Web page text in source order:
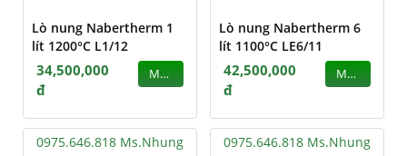
Lò nung Nabertherm 1
lít 1200°C L1/12
34,500,000
đ
MUA
Lò nung Nabertherm 6
lít 1100°C LE6/11
42,500,000
đ
MUA
0975.646.818 Ms.Nhung 0975.646.818 Ms.Nhung